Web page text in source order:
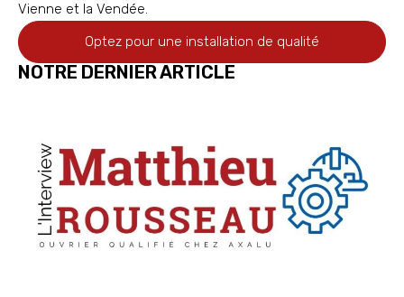
Vienne et la Vendée.
Optez pour une installation de qualité
NOTRE DERNIER ARTICLE